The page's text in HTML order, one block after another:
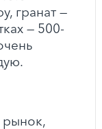
гранат —
— 500-